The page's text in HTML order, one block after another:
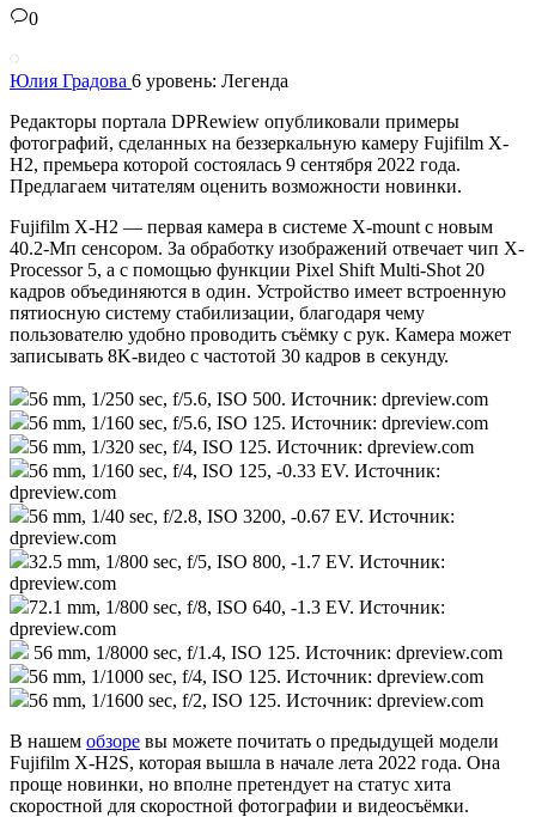
0
Юлия Градова 6 уровень: Легенда
Редакторы портала DPRewiew опубликовали примеры
фотографий, сделанных на беззеркальную камеру Fujifilm X-
H2, премьера которой состоялась 9 сентября 2022 года.
Предлагаем читателям оценить возможности новинки.
Fujifilm X-H2 — первая камера в системе X-mount с новым
40.2-Мп сенсором. За обработку изображений отвечает чип X-
Processor 5, а с помощью функции Pixel Shift Multi-Shot 20
кадров объединяются в один. Устройство имеет встроенную
пятиосную систему стабилизации, благодаря чему
пользователю удобно проводить съёмку с рук. Камера может
записывать 8K-видео с частотой 30 кадров в секунду.
56 mm, 1/250 sec, f/5.6, ISO 500. Источник: dpreview.com
56 mm, 1/160 sec, f/5.6, ISO 125. Источник: dpreview.com
56 mm, 1/320 sec, f/4, ISO 125. Источник: dpreview.com
56 mm, 1/160 sec, f/4, ISO 125, -0.33 EV. Источник:
dpreview.com
56 mm, 1/40 sec, f/2.8, ISO 3200, -0.67 EV. Источник:
dpreview.com
32.5 mm, 1/800 sec, f/5, ISO 800, -1.7 EV. Источник:
dpreview.com
72.1 mm, 1/800 sec, f/8, ISO 640, -1.3 EV. Источник:
dpreview.com
56 mm, 1/8000 sec, f/1.4, ISO 125. Источник: dpreview.com
56 mm, 1/1000 sec, f/4, ISO 125. Источник: dpreview.com
56 mm, 1/1600 sec, f/2, ISO 125. Источник: dpreview.com
В нашем обзоре вы можете почитать о предыдущей модели
Fujifilm X-H2S, которая вышла в начале лета 2022 года. Она
проще новинки, но вполне претендует на статус хита
скоростной для скоростной фотографии и видеосъёмки.